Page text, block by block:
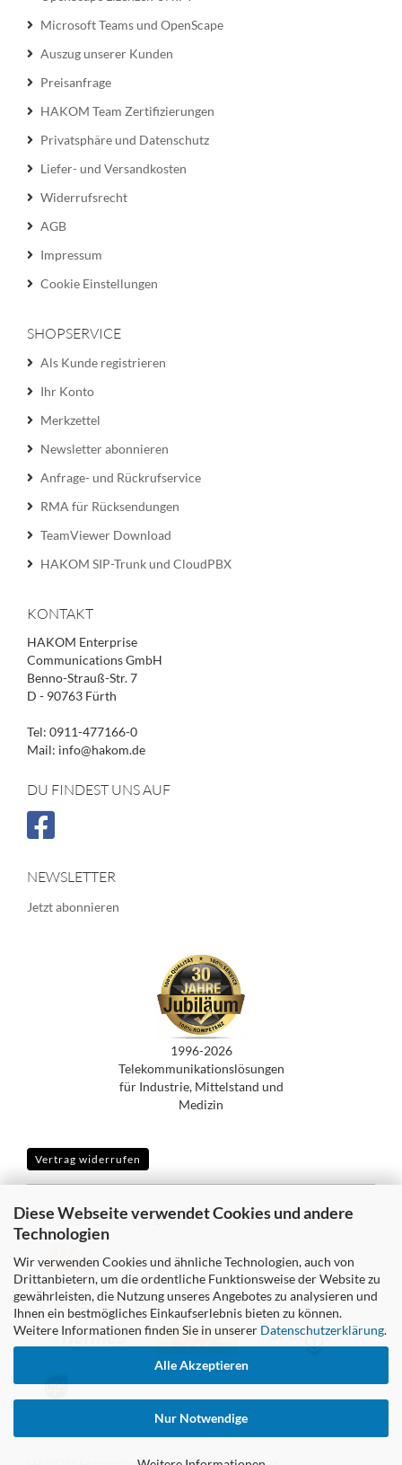
Diese Webseite verwendet Cookies und andere
Technologien
Wir verwenden Cookies und ähnliche Technologien, auch von
Drittanbietern, um die ordentliche Funktionsweise der Website zu
gewährleisten, die Nutzung unseres Angebotes zu analysieren und
Ihnen ein bestmögliches Einkaufserlebnis bieten zu können.
Weitere Informationen finden Sie in unserer Datenschutzerklärung.
Alle Akzeptieren
Nur Notwendige
Microsoft Teams und OpenScape
Auszug unserer Kunden
Preisanfrage
HAKOM Team Zertifizierungen
Privatsphäre und Datenschutz
Liefer- und Versandkosten
Widerrufsrecht
AGB
Impressum
Cookie Einstellungen
SHOPSERVICE
Als Kunde registrieren
Ihr Konto
Merkzettel
Newsletter abonnieren
Anfrage- und Rückrufservice
RMA für Rücksendungen
TeamViewer Download
HAKOM SIP-Trunk und CloudPBX
KONTAKT
HAKOM Enterprise
Communications GmbH
Benno-Strauß-Str. 7
D - 90763 Fürth
Tel: 0911-477166-0
Mail: info@hakom.de
DU FINDEST UNS AUF
NEWSLETTER
Jetzt abonnieren
1996-2026
Telekommunikationslösungen
für Industrie, Mittelstand und
Medizin
Vertrag widerrufen
SICHER EINKAUFEN MIT
WIR VERSENDEN MIT